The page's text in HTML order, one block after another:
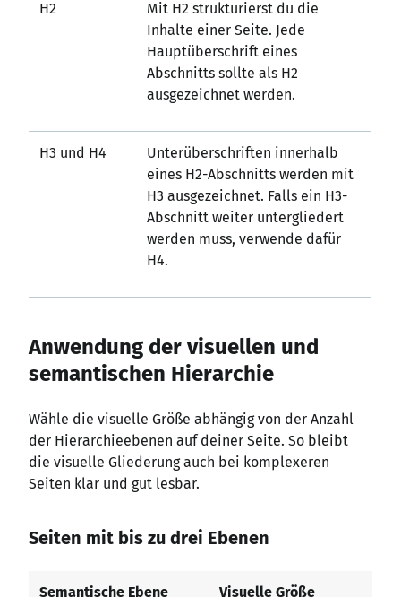
H2
Mit H2 strukturierst du die
Inhalte einer Seite. Jede
Hauptüberschrift eines
Abschnitts sollte als H2
ausgezeichnet werden.
H3 und H4
Unterüberschriften innerhalb
eines H2-Abschnitts werden mit
H3 ausgezeichnet. Falls ein H3-
Abschnitt weiter untergliedert
werden muss, verwende dafür
H4.
Anwendung der visuellen und
semantischen Hierarchie
Wähle die visuelle Größe abhängig von der Anzahl
der Hierarchieebenen auf deiner Seite. So bleibt
die visuelle Gliederung auch bei komplexeren
Seiten klar und gut lesbar.
Seiten mit bis zu drei Ebenen
Semantische Ebene Visuelle Größe